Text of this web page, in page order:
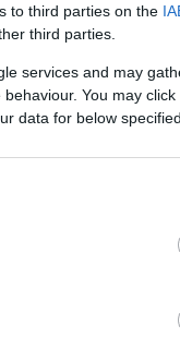
to third parties on the
third parties.
services and may
You may
data for below
με δύο από
και το
έως τις 28
κοινό lineup με
και το
Park ανοίγει